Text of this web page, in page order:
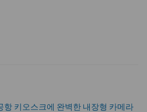
항 키오스크에 완벽한 내장형 카메라